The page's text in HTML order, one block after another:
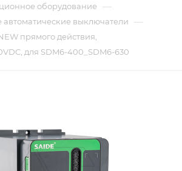
оборудование —
выключатели —
прямого действия,
для SDM6-400_SDM6-630